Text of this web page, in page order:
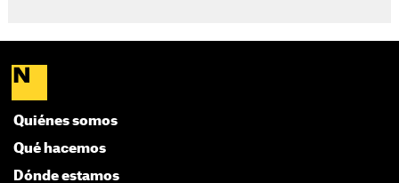
Quiénes somos
Qué hacemos
Dónde estamos